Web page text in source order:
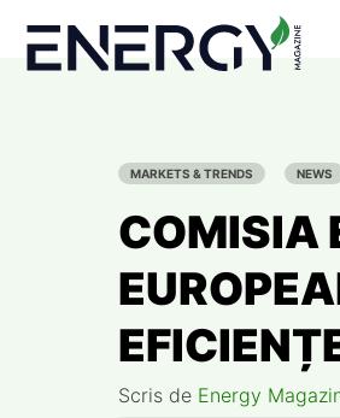
content
MARKETS & TRENDS NEWS
COMISIA
Scris de Energy